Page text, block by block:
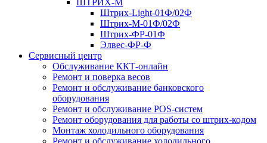
ШТРИХ-М
Штрих-Light-01Ф/02Ф
Штрих-М-01Ф/02Ф
Штрих-ФР-01Ф
Элвес-ФР-Ф
Сервисный центр
Обслуживание ККТ-онлайн
Ремонт и поверка весов
Ремонт и обслуживание банковского
оборудования
Ремонт и обслуживание POS-систем
Ремонт оборудования для работы со штрих-кодом
Монтаж холодильного оборудования
Ремонт и обслуживание холодильного